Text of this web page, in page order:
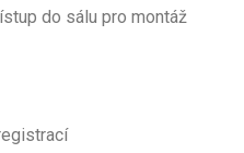
do sálu pro montáž